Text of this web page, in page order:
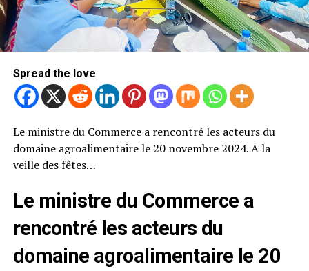
Spread the love
Le ministre du Commerce a rencontré les acteurs du
domaine agroalimentaire le 20 novembre 2024. A la
veille des fêtes…
Le ministre du Commerce a
rencontré les acteurs du
domaine agroalimentaire le 20